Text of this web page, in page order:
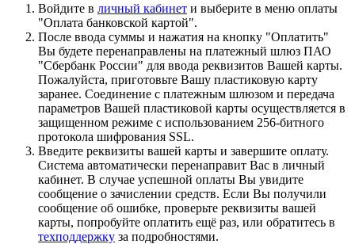
Войдите в личный кабинет и выберите в меню оплаты
"Оплата банковской картой".
После ввода суммы и нажатия на кнопку "Оплатить"
Вы будете перенаправлены на платежный шлюз ПАО
"Сбербанк России" для ввода реквизитов Вашей карты.
Пожалуйста, приготовьте Вашу пластиковую карту
заранее. Соединение с платежным шлюзом и передача
параметров Вашей пластиковой карты осуществляется в
защищенном режиме с использованием 256-битного
протокола шифрования SSL.
Введите реквизиты вашей карты и завершите оплату.
Система автоматически перенаправит Вас в личный
кабинет. В случае успешной оплаты Вы увидите
сообщение о зачислении средств. Если Вы получили
сообщение об ошибке, проверьте реквизиты вашей
карты, попробуйте оплатить ещё раз, или обратитесь в
техподдержку за подробностями.